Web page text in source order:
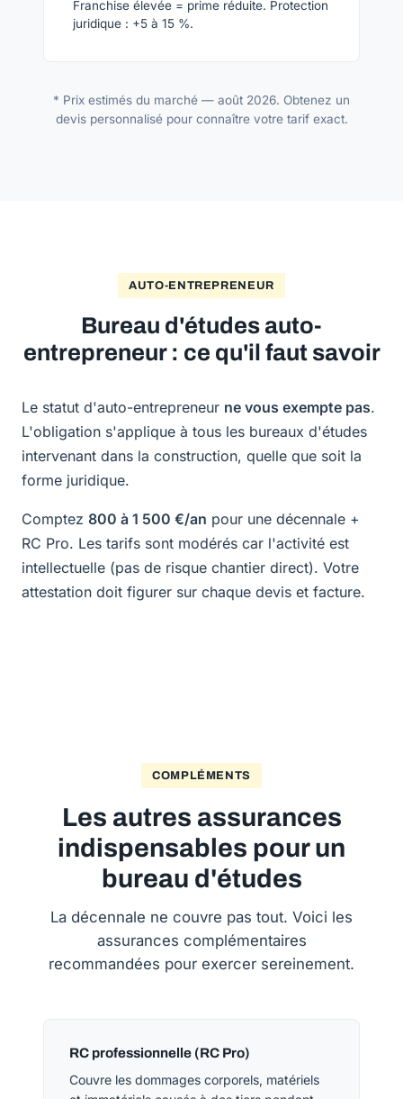
Franchise élevée = prime réduite. Protection
juridique : +5 à 15 %.
* Prix estimés du marché — août 2026. Obtenez un
devis personnalisé pour connaître votre tarif exact.
AUTO-ENTREPRENEUR
Bureau d'études auto-
entrepreneur : ce qu'il faut savoir
Le statut d'auto-entrepreneur ne vous exempte pas.
L'obligation s'applique à tous les bureaux d'études
intervenant dans la construction, quelle que soit la
forme juridique.
Comptez 800 à 1 500 €/an pour une décennale +
RC Pro. Les tarifs sont modérés car l'activité est
intellectuelle (pas de risque chantier direct). Votre
attestation doit figurer sur chaque devis et facture.
COMPLÉMENTS
Les autres assurances
indispensables pour un
bureau d'études
La décennale ne couvre pas tout. Voici les
assurances complémentaires
recommandées pour exercer sereinement.
RC professionnelle (RC Pro)
Couvre les dommages corporels, matériels